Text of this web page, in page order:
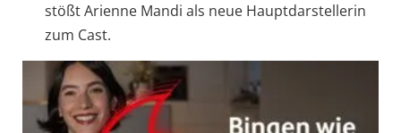
stößt Arienne Mandi als neue Hauptdarstellerin
zum Cast.